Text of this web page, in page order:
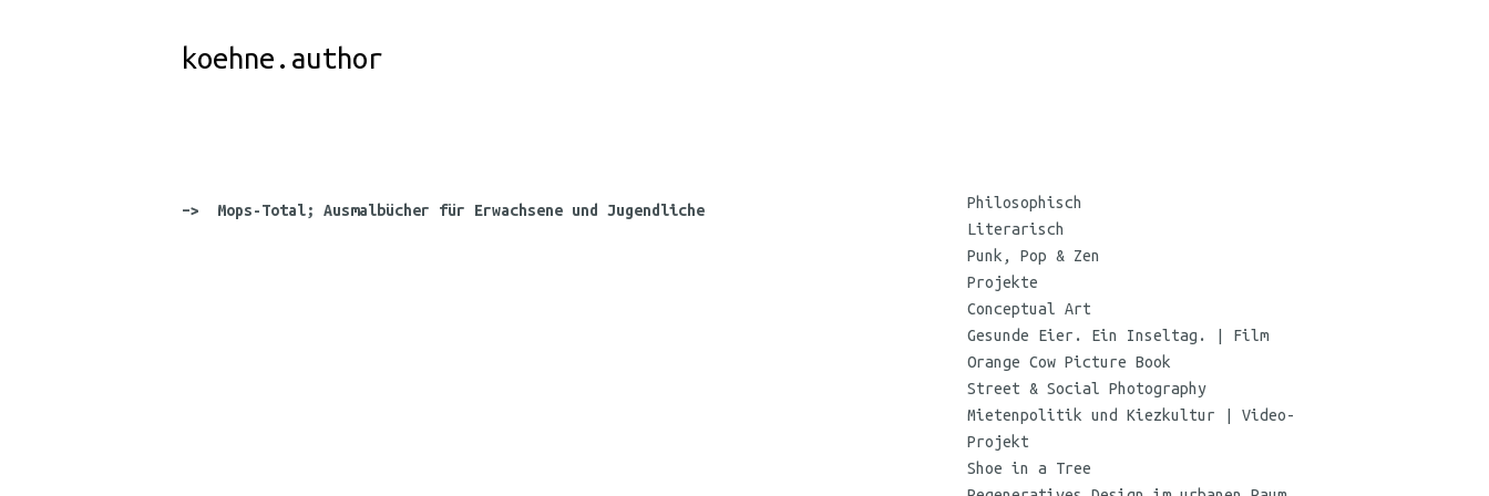
koehne.author
–> Mops-Total; Ausmalbücher für Erwachsene und Jugendliche
Philosophisch
Literarisch
Punk, Pop & Zen
Projekte
Conceptual Art
Gesunde Eier. Ein Inseltag. | Film
Orange Cow Picture Book
Street & Social Photography
Mietenpolitik und Kiezkultur | Video-
Projekt
Shoe in a Tree